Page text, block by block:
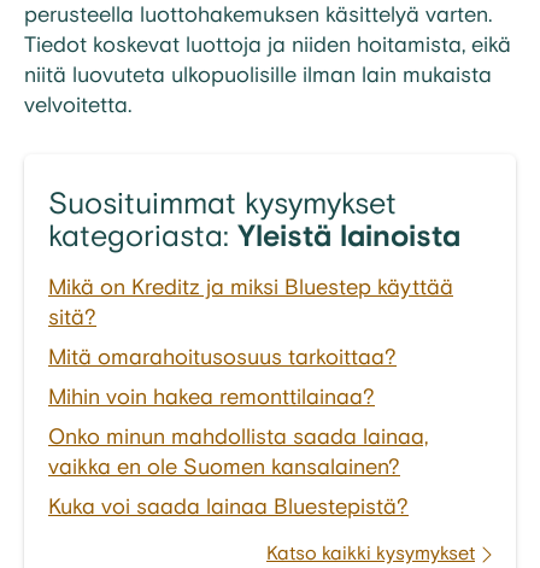
perusteella luottohakemuksen käsittelyä varten.
Tiedot koskevat luottoja ja niiden hoitamista, eikä
niitä luovuteta ulkopuolisille ilman lain mukaista
velvoitetta.
Suosituimmat kysymykset
kategoriasta: Yleistä lainoista
Mikä on Kreditz ja miksi Bluestep käyttää
sitä?
Mitä omarahoitusosuus tarkoittaa?
Mihin voin hakea remonttilainaa?
Onko minun mahdollista saada lainaa,
vaikka en ole Suomen kansalainen?
Kuka voi saada lainaa Bluestepistä?
Katso kaikki kysymykset